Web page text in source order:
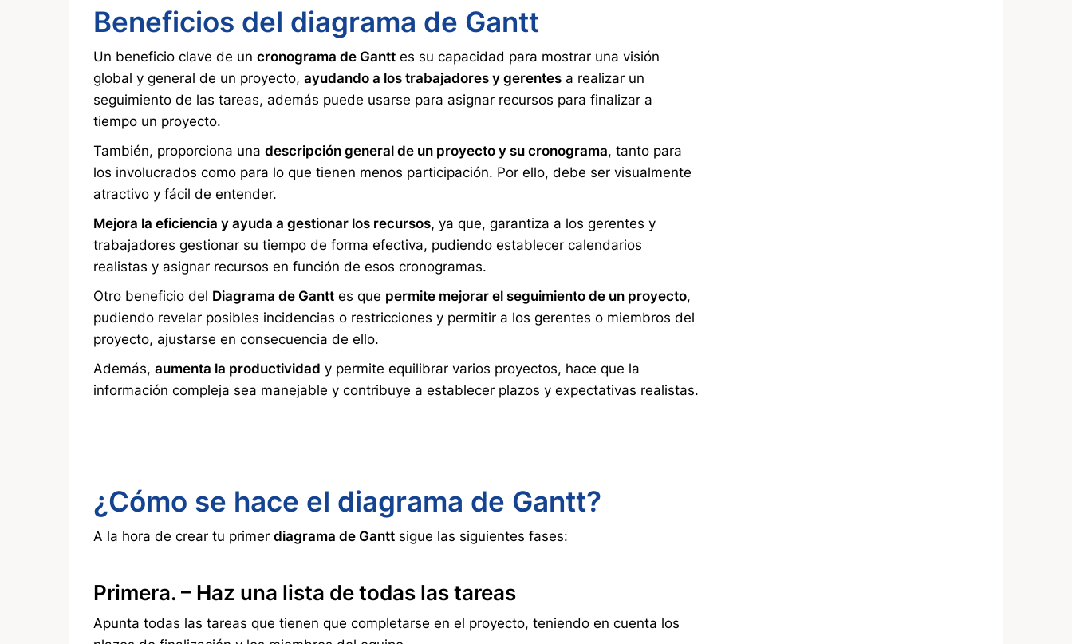
Beneficios del diagrama de Gantt
Un beneficio clave de un cronograma de Gantt es su capacidad para mostrar una visión
global y general de un proyecto, ayudando a los trabajadores y gerentes a realizar un
seguimiento de las tareas, además puede usarse para asignar recursos para finalizar a
tiempo un proyecto.
También, proporciona una descripción general de un proyecto y su cronograma, tanto para
los involucrados como para lo que tienen menos participación. Por ello, debe ser visualmente
atractivo y fácil de entender.
Mejora la eficiencia y ayuda a gestionar los recursos, ya que, garantiza a los gerentes y
trabajadores gestionar su tiempo de forma efectiva, pudiendo establecer calendarios
realistas y asignar recursos en función de esos cronogramas.
Otro beneficio del Diagrama de Gantt es que permite mejorar el seguimiento de un proyecto,
pudiendo revelar posibles incidencias o restricciones y permitir a los gerentes o miembros del
proyecto, ajustarse en consecuencia de ello.
Además, aumenta la productividad y permite equilibrar varios proyectos, hace que la
información compleja sea manejable y contribuye a establecer plazos y expectativas realistas.
¿Cómo se hace el diagrama de Gantt?
A la hora de crear tu primer diagrama de Gantt sigue las siguientes fases:
Primera. – Haz una lista de todas las tareas
Apunta todas las tareas que tienen que completarse en el proyecto, teniendo en cuenta los